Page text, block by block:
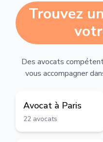
Trouvez
Des avocats
vous accompagner
Avocat à Paris
22 avocats